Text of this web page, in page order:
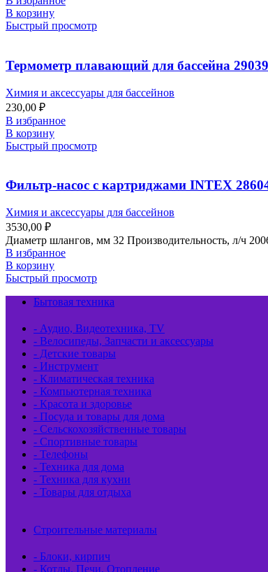
В корзину
Быстрый просмотр
Термометр плавающий для бассейна 29039
Химия и аксессуары для бассейнов
230,00 ₽
В избранное
В корзину
Быстрый просмотр
Фильтр-насос с картриджами INTEX
Химия и аксессуары для бассейнов
3530,00 ₽
Диаметр шлангов, мм 32 Производительность, л/ч
В избранное
В корзину
Быстрый просмотр
Бытовая техника
- Аудио, Видеотехника, TV
- Велосипеды, Запчасти и аксессуары
- Детские товары
- Инструмент
- Климатическая техника
- Компьютерная техника
- Красота и здоровье
- Посуда и товары для дома
- Сельскохозяйственные товары
- Спортивные товары
- Телефоны
- Техника для дома
- Техника для кухни
- Товары для отдыха
Строительные материалы
- Блоки, кирпич
- Котлы, Печи, Отопление